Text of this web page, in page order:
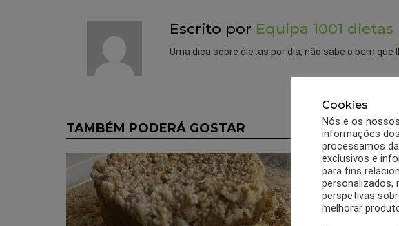
Escrito por Equipa 1001 dietas
Uma dica sobre dietas por dia, não sabe o bem que
TAMBÉM PODERÁ GOSTAR
Cookies
Nós e os
informações
processamos
exclusivos e
para fins
personalizados,
perspetivas
melhorar